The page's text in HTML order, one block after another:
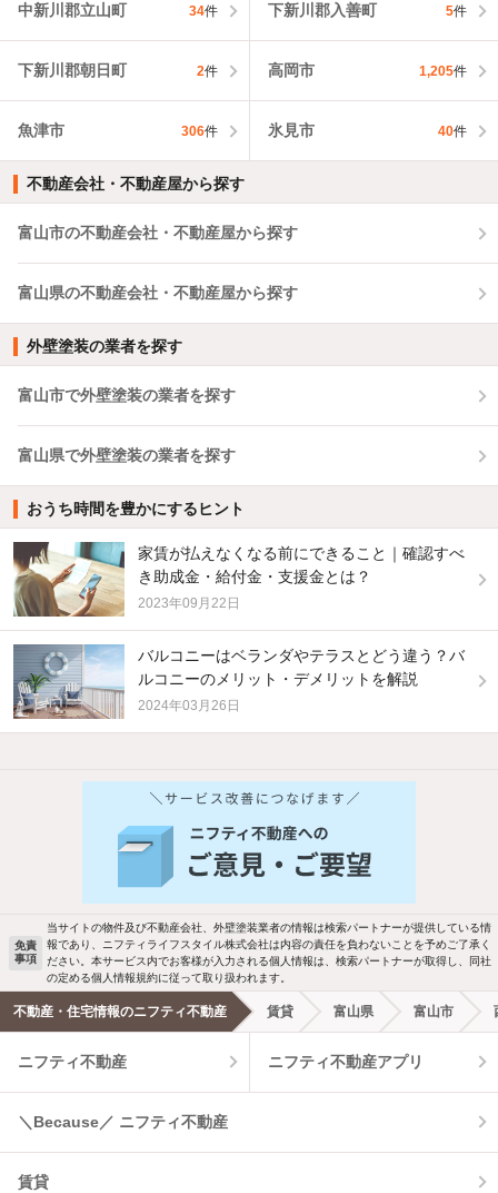
中新川郡立山町 34件 下新川郡入善町 5件
下新川郡朝日町 2件 高岡市 1,205件
魚津市 306件 氷見市 40件
不動産会社・不動産屋から探す
富山市の不動産会社・不動産屋から探す
富山県の不動産会社・不動産屋から探す
外壁塗装の業者を探す
富山市で外壁塗装の業者を探す
富山県で外壁塗装の業者を探す
おうち時間を豊かにするヒント
家賃が払えなくなる前にできること｜確認すべ
き助成金・給付金・支援金とは？
2023年09月22日
バルコニーはベランダやテラスとどう違う？バ
ルコニーのメリット・デメリットを解説
2024年03月26日
他の人はこんな条件で絞り込んでいます！
バス・トイレ別 2階以上
駐車場あり ペット相談
洗濯機置場あり 独立洗面台
エアコンあり 都市ガス
温水洗浄便座 オートロック
コンロ2口以上
免責
事項
当サイトの物件及び不動産会社、外壁塗装業者の情報は検索パートナーが提供している情
報であり、ニフティライフスタイル株式会社は内容の責任を負わないことを予めご了承く
ださい。本サービス内でお客様が入力される個人情報は、検索パートナーが取得し、同社
の定める個人情報規約に従って取り扱われます。
不動産・住宅情報のニフティ不動産 賃貸 富山県 富山市
ニフティ不動産 ニフティ不動産アプリ
＼Because／ ニフティ不動産
賃貸